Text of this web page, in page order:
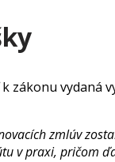
zákonu vydaná
zmlúv
v praxi, pričom